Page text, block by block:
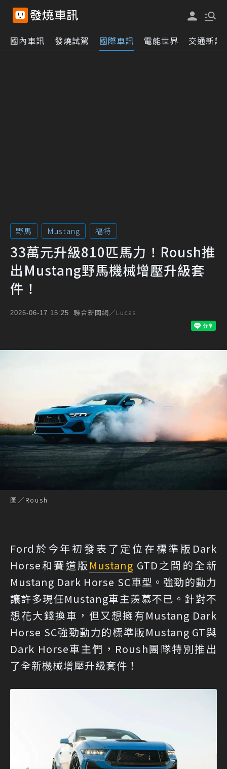
國內車訊 發燒試駕 國際車訊 電能世界 交通新訊
野馬 Mustang 福特
33萬元升級810匹馬力！Roush推
出Mustang野馬機械增壓升級套
件！
2026-06-17 15:25 聯合新聞網／Lucas
圖／Roush
Ford於今年初發表了定位在標準版Dark
Horse和賽道版 Mustang GTD之間的全新
Mustang Dark Horse SC車型。強勁的動力
讓許多現任Mustang車主羨慕不已。針對不
想花大錢換車，但又想擁有Mustang Dark
Horse SC強勁動力的標準版Mustang GT與
Dark Horse車主們，Roush團隊特別推出
了全新機械增壓升級套件！